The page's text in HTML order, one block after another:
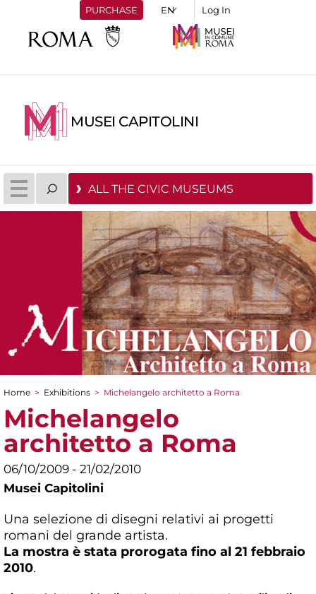
PURCHASE Log In
MUSEI CAPITOLINI
ALL THE CIVIC MUSEUMS
You are here
Home > Exhibitions > Michelangelo architetto a Roma
Michelangelo
architetto a Roma
06/10/2009 - 21/02/2010
Musei Capitolini
Una selezione di disegni relativi ai progetti
romani del grande artista.
La mostra è stata prorogata fino al 21 febbraio
2010.